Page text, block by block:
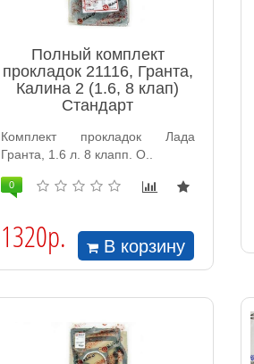
Полный комплект
прокладок 21116, Гранта,
Калина 2 (1.6, 8 клап)
Стандарт
Комплект прокладок Лада
Гранта, 1.6 л. 8 клапп. О..
0
1320р. В корзину